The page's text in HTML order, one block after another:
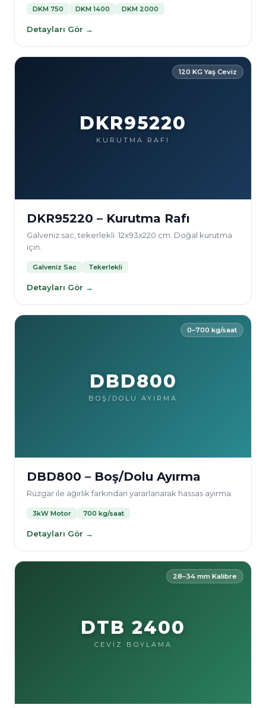
DKM 750 DKM 1400 DKM 2000
Detayları Gör →
120 KG Yaş Ceviz
DKR95220
KURUTMA RAFI
DKR95220 – Kurutma Rafı
Galveniz sac, tekerlekli. 12x93x220 cm. Doğal kurutma
için.
Galveniz Sac Tekerlekli
Detayları Gör →
0–700 kg/saat
DBD800
BOŞ/DOLU AYIRMA
DBD800 – Boş/Dolu Ayırma
Rüzgar ile ağırlık farkından yararlanarak hassas ayırma.
3kW Motor 700 kg/saat
Detayları Gör →
28–34 mm Kalibre
DTB 2400
CEVİZ BOYLAMA